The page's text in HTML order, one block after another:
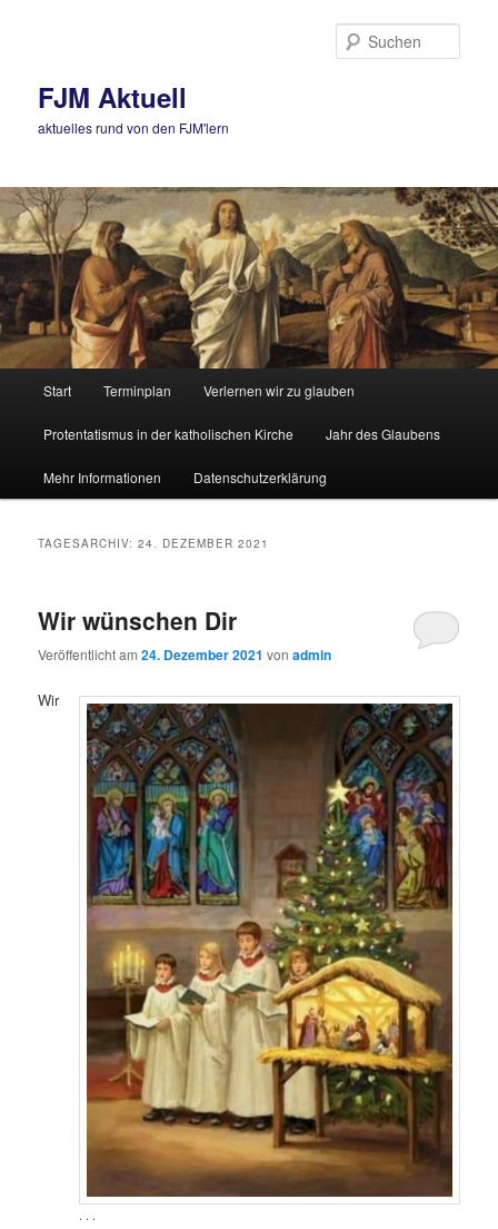
FJM Aktuell
aktuelles rund von den FJM'lern
Start Terminplan Verlernen wir zu glauben
Protentatismus in der katholischen Kirche Jahr des Glaubens
Mehr Informationen Datenschutzerklärung
TAGESARCHIV:24. DEZEMBER 2021
Wir wünschen Dir
Veröffentlicht am24. Dezember 2021 vonadmin
. . .
Wir